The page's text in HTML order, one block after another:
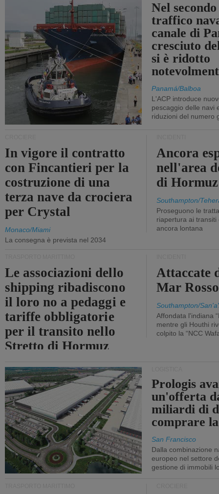
Nel
traffico
canale di
cresciuto
si è ridotto
Panamá/Balboa
L'ACP introduce
pescaggio delle navi
riduzioni del numero
In vigore il contratto
con Fincantieri per la
costruzione di una
terza nave da crociera
per Crystal
Monaco/Miami
La consegna è prevista nel 2034
Ancora
nell'area
di Hormuz
Southampton/
Proseguono le
riapertura ai
ancora lontana
Le associazioni dello
shipping ribadiscono
il loro no a pedaggi e
tariffe obbligatorie
per il transito nello
Stretto di Hormuz
Attaccate
Mar Rosso
Southampton/
Affondata l'indiana
mentre gli Houthi
colpito la “NCC
Prologis
un'offerta
miliardi di
comprare
San Francisco
Dalla combinazione
europeo nel settore
gestione di immobili